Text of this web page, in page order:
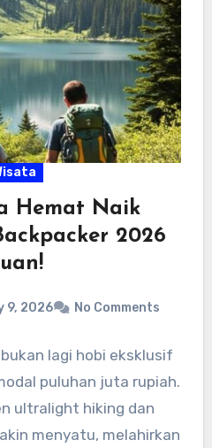
Hemat Naik
2026
9, 2026 No Comments
lagi hobi eksklusif
puluhan juta rupiah.
ultralight hiking dan
menyatu, melahirkan